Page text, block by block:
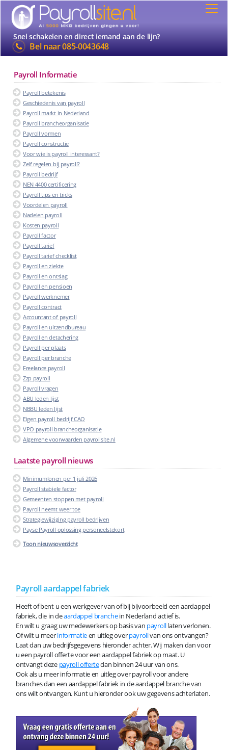
Snel schakelen en direct iemand aan de lijn?
Bel naar085-0043648
Payroll Informatie
Payroll betekenis
Geschiedenis van payroll
Payroll markt in Nederland
Payroll brancheorganisatie
Payroll vormen
Payroll constructie
Voor wie is payroll interessant?
Zelf regelen bij payroll?
Payroll bedrijf
NEN 4400 certificering
Payroll tips en tricks
Voordelen payroll
Nadelen payroll
Kosten payroll
Payroll factor
Payroll tarief
Payroll tarief checklist
Payroll en ziekte
Payroll en ontslag
Payroll en pensioen
Payroll werknemer
Payroll contract
Accountant of payroll
Payroll en uitzendbureau
Payroll en detachering
Payroll per plaats
Payroll per branche
Freelance payroll
Zzp payroll
Payroll vragen
ABU leden lijst
NBBU leden lijst
Eigen payroll bedrijf CAO
VPO payroll brancheorganisatie
Algemene voorwaarden payrollsite.nl
Laatste payroll nieuws
Minimumlonen per 1 juli 2026
Payroll stabiele factor
Gemeenten stoppen met payroll
Payroll neemt weer toe
Strategiewijziging payroll bedrijven
Payse Payroll oplossing personeelstekort
Toon nieuwsoverzicht
Payroll aardappel fabriek
Heeft of bent u een werkgever van of bij bijvoorbeeld een aardappel
fabriek, die in deaardappel branchein Nederland actief is.
En wilt u graag uw medewerkers op basis van payrolllaten verlonen.
Of wilt u meerinformatieen uitleg overpayrollvan ons ontvangen?
Laat dan uw bedrijfsgegevens hieronder achter. Wij maken dan voor
u een payroll offerte voor een aardappel fabriek op maat. U
ontvangt deze payroll offertedan binnen 24 uur van ons.
Ook als u meer informatie en uitleg over payroll voor andere
branches dan een aardappel fabriek in de aardappel branche van
ons wilt ontvangen. Kunt u hieronder ook uw gegevens achterlaten.